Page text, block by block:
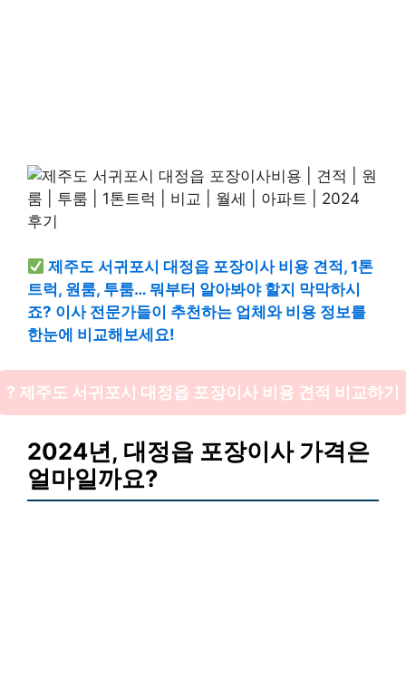
제주도 서귀포시 대정읍 포장이사 비용 견적, 1톤
트럭, 원룸, 투룸… 뭐부터 알아봐야 할지 막막하시
죠? 이사 전문가들이 추천하는 업체와 비용 정보를
한눈에 비교해보세요!
? 제주도 서귀포시 대정읍 포장이사 비용 견적 비교하기
2024년, 대정읍 포장이사 가격은
얼마일까요?